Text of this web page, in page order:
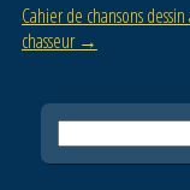
k
Cahier de chansons
chasseur →